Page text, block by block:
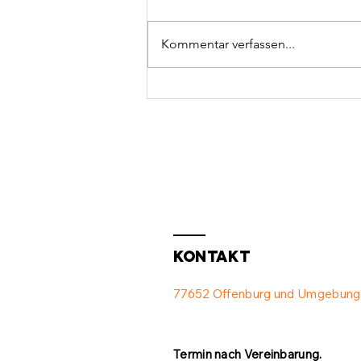
Neuer Laptop &
Kommentar verfassen...
Kontakt
77652 Offenburg und Umgebung
Termin nach Vereinbarung.​